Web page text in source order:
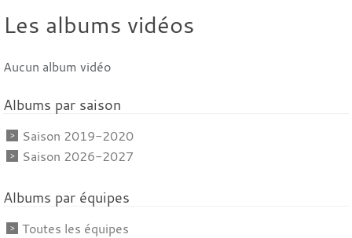
Les albums vidéos
Aucun album vidéo
Albums par saison
Saison 2019-2020
Saison 2026-2027
Albums par équipes
Toutes les équipes